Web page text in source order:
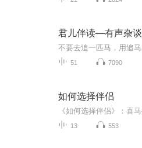
君儿伴读—有声杂谈
51 7090
如何选择伴侣
13 553